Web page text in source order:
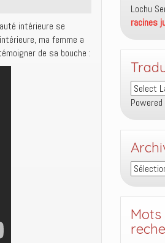
intérieure se
ma femme a
de sa bouche :
Lochu
racines
Archives
Mots